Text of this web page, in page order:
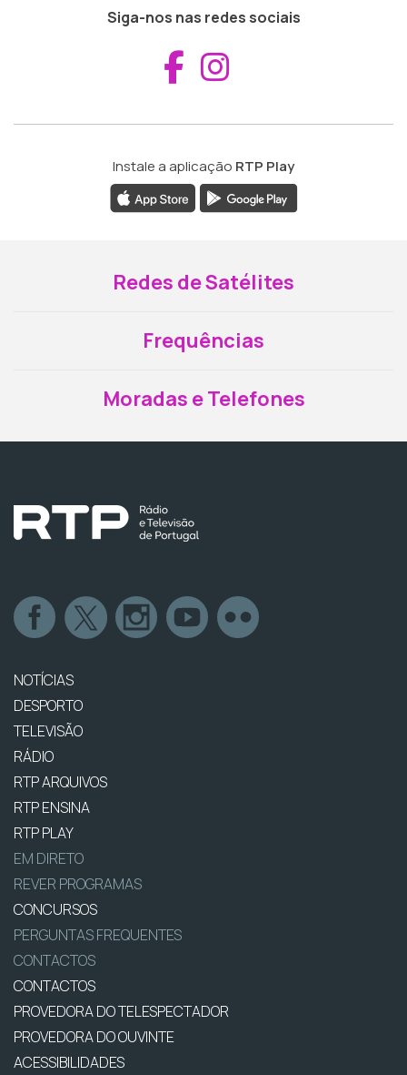
Siga-nos nas redes sociais
Aceder ao
Instale a aplicação RTP Play
Redes de Satélites
Frequências
Moradas e Telefones
NOTÍCIAS
DESPORTO
TELEVISÃO
RÁDIO
RTP ARQUIVOS
RTP ENSINA
RTP PLAY
EM DIRETO
REVER PROGRAMAS
CONCURSOS
PERGUNTAS FREQUENTES
CONTACTOS
CONTACTOS
PROVEDORA DO TELESPECTADOR
PROVEDORA DO OUVINTE
ACESSIBILIDADES